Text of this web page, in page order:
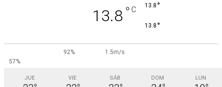
13.8 ° C 13.8 °
13.8 °
92%
1.5m/s
57%
JUE VIE SÁB DOM LUN